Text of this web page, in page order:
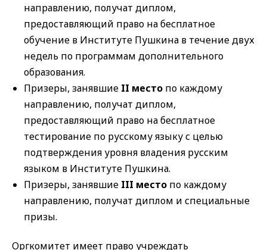
направлению, получат диплом,
предоставляющий право на бесплатное
обучение в Институте Пушкина в течение двух
недель по программам дополнительного
образования.
Призеры, занявшие II место по каждому
направлению, получат диплом,
предоставляющий право на бесплатное
тестирование по русскому языку с целью
подтверждения уровня владения русским
языком в Институте Пушкина.
Призеры, занявшие III место по каждому
направлению, получат диплом и специальные
призы.
Оргкомитет имеет право учреждать